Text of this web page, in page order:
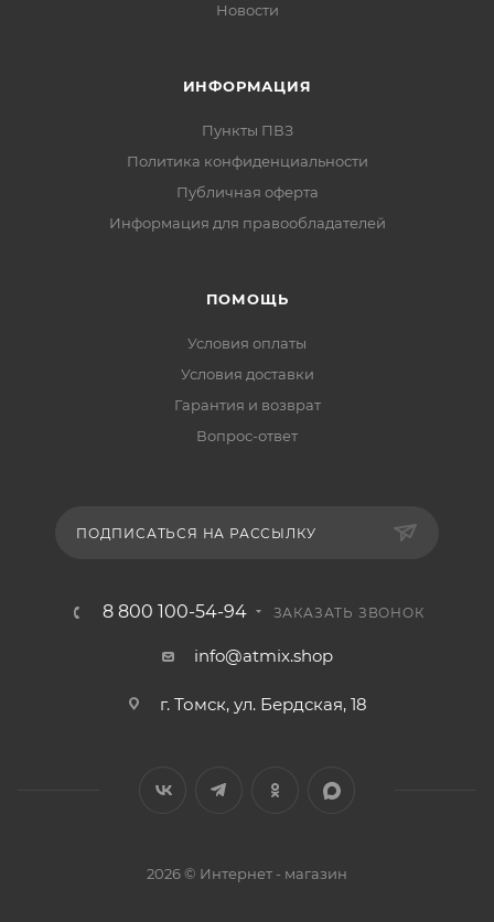
Новости
ИНФОРМАЦИЯ
Пункты ПВЗ
Политика конфиденциальности
Публичная оферта
Информация для правообладателей
ПОМОЩЬ
Условия оплаты
Условия доставки
Гарантия и возврат
Вопрос-ответ
ПОДПИСАТЬСЯ НА РАССЫЛКУ
8 800 100-54-94 ЗАКАЗАТЬ ЗВОНОК
info@atmix.shop
г. Томск, ул. Бердская, 18
2026 © Интернет - магазин